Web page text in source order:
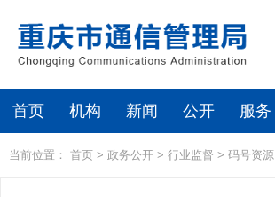
首页 机构 新闻 公开 服务
当前位置： 首页 > 政务公开 > 行业监督 > 码号资源